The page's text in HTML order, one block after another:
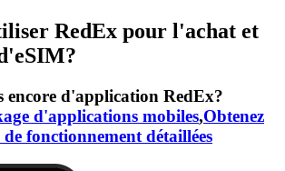
RedEx pour l'achat et
encore d'application RedEx?
d'applications mobiles,Obtenez
fonctionnement détaillées